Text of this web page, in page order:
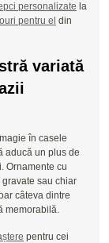
personalizate la
pentru el din
variată
în casele
aducă un plus de
Ornamente cu
sau chiar
câteva dintre
memorabilă.
pentru cei